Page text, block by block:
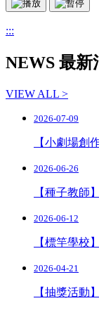
:::
NEWS 最新
VIEW ALL >
2026-07-09
【小劇場創
2026-06-26
【種子教師
2026-06-12
【標竿學校
2026-04-21
【抽獎活動